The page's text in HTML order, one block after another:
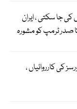
جا سکتی ، ایران
صدر ٹرمپ کو مشورہ
کی کارروائیاں ،